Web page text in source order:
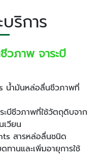
ริการ
วภาพ จาระบี
น้ำมันหล่อลื่นชีวภาพที่
ะบีชีวภาพที่ใช้วัตถุดิบจาก
วียน
สารหล่อลื่นชนิด
านและเพิ่มอายุการใช้